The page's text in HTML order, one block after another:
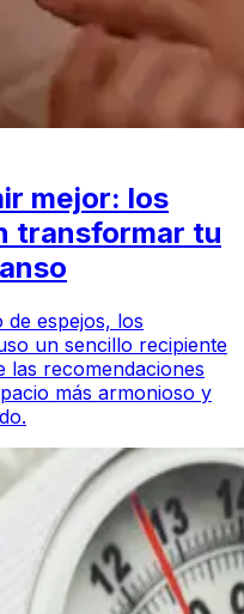
mejor: los
transformar tu
de espejos, los
un sencillo recipiente
las recomendaciones
más armonioso y